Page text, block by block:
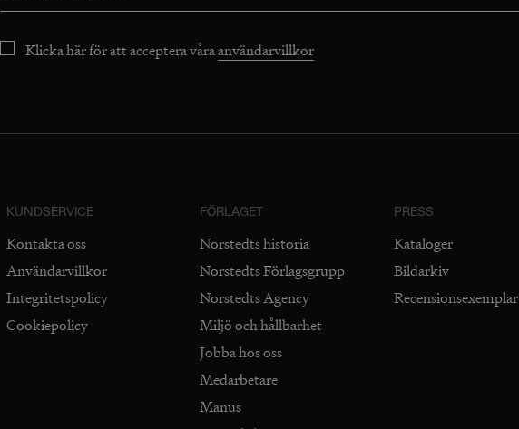
Klicka här för att acceptera våraanvändarvillkor
KUNDSERVICE
Kontakta oss
Användarvillkor
Integritetspolicy
Cookiepolicy
FÖRLAGET
Norstedts historia
Norstedts Förlagsgrupp
Norstedts Agency
Miljö och hållbarhet
Jobba hos oss
Medarbetare
Manus
PRESS
Kataloger
Bildarkiv
Recensionsexemplar